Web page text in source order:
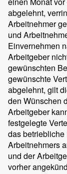
abgelehnt,
Arbeitnehmer
und
Einvernehmen
Arbeitgeber
gewünschten
gewünschte
abgelehnt, gilt
den Wünschen
Arbeitgeber
festgelegte
das betriebliche
Arbeitnehmers
und der
vorher